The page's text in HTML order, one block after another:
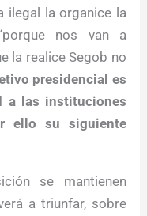
ilegal la organice la
nos van a
la realice Segob no
presidencial es
a las instituciones
ello su siguiente
se mantienen
a triunfar, sobre